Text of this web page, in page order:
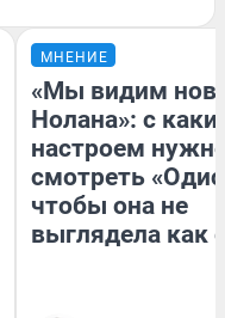
МНЕНИЕ
«Мы видим
Нолана»: с
настроем
смотреть
чтобы она не
выглядела как